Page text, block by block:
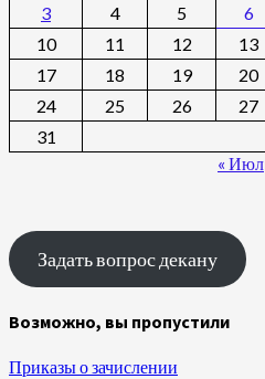
3
4 5 6
10
11 12 13
17
18 19 20
24
25 26 27
31
« Июл
Задать вопрос декану
Возможно, вы пропустили
Приказы о зачислении